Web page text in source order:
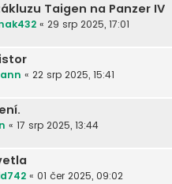
Taigen na Panzer IV
« 29 srp 2025, 17:01
« 22 srp 2025, 15:41
« 17 srp 2025, 13:44
« 01 čer 2025, 09:02